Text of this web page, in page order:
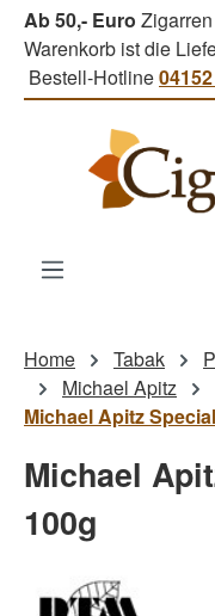
Zum Hauptinhalt
Ab 50,- Euro
Warenkorb ist die
Bestell-Hotline
Home Tabak
Michael Apitz
Michael Apitz
Michael
100g